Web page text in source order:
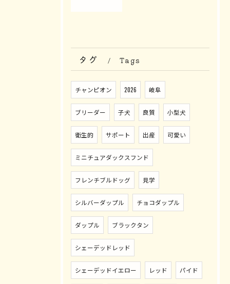
タグ Tags
チャンピオン 2026 岐阜
ブリーダー 子犬 良質 小型犬
衛生的 サポート 出産 可愛い
ミニチュアダックスフンド
フレンチブルドッグ 見学
シルバーダップル チョコダップル
ダップル ブラックタン
シェーデッドレッド
シェーデッドイエロー レッド パイド